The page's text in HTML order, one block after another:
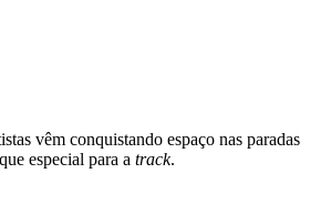
vêm conquistando espaço nas paradas
especial para a track.